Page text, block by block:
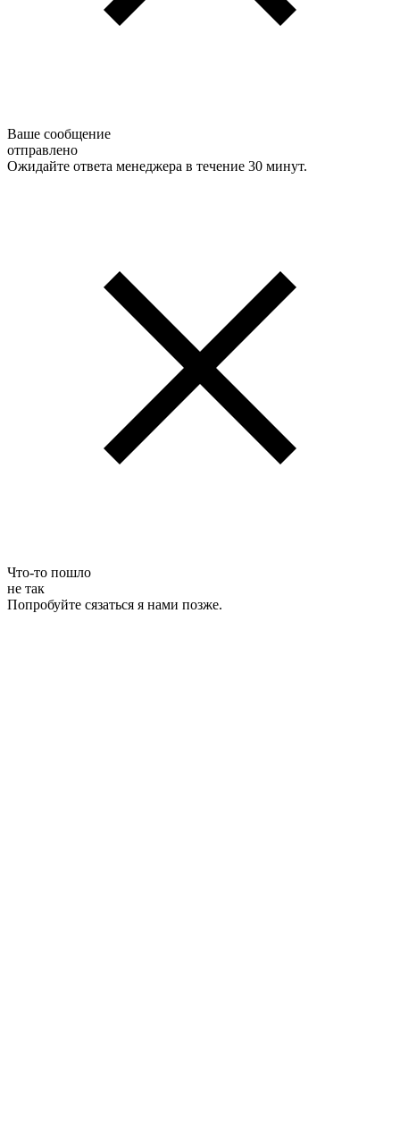
Ваше сообщение
отправлено
Ожидайте ответа менеджера в течение 30 минут.
Что-то пошло
не так
Попробуйте сязаться я нами позже.